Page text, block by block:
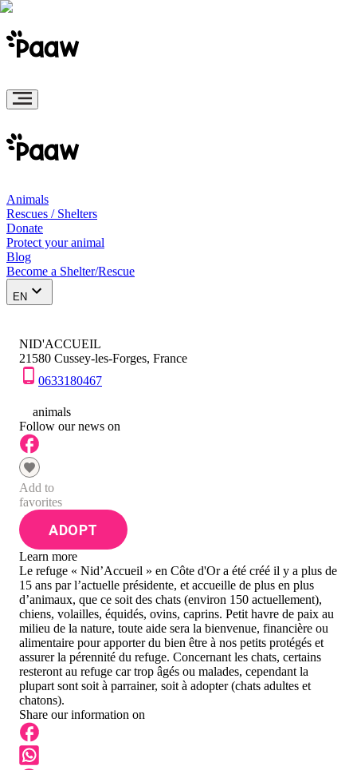
Animals
Rescues / Shelters
Donate
Protect your animal
Blog
Become a Shelter/Rescue
EN
NID'ACCUEIL
21580 Cussey-les-Forges, France
0633180467
animals
Follow our news on
Add to
favorites
ADOPT
Learn more
Le refuge « Nid’Accueil » en Côte d'Or a été créé il y a plus de
15 ans par l’actuelle présidente, et accueille de plus en plus
d’animaux, que ce soit des chats (environ 150 actuellement),
chiens, volailles, équidés, ovins, caprins. Petit havre de paix au
milieu de la nature, toute aide sera la bienvenue, financière ou
alimentaire pour apporter du bien être à nos petits protégés et
assurer la pérennité du refuge. Concernant les chats, certains
resteront au refuge car trop âgés ou malades, cependant la
plupart sont soit à parrainer, soit à adopter (chats adultes et
chatons).
Share our information on